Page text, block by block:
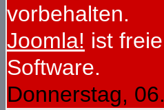
vorbehalten.
Joomla! ist
Software.
Donnerstag,